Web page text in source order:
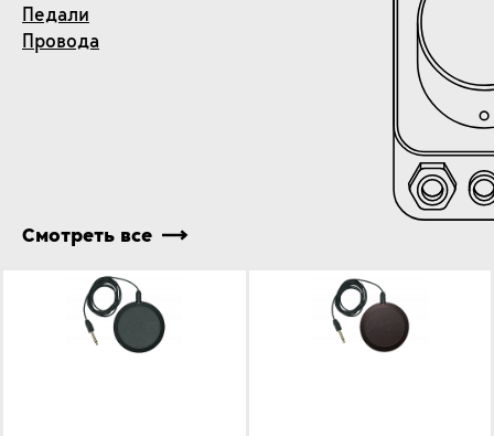
Педали
Провода
Смотреть все